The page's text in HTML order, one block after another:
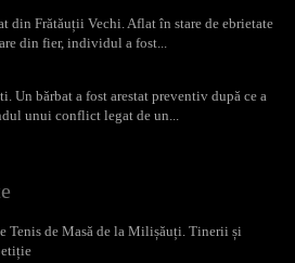
din Frătăuții Vechi. Aflat în stare de ebrietate
din fier, individul a fost...
Un bărbat a fost arestat preventiv după ce a
unui conflict legat de un...
Tenis de Masă de la Milișăuți. Tinerii și